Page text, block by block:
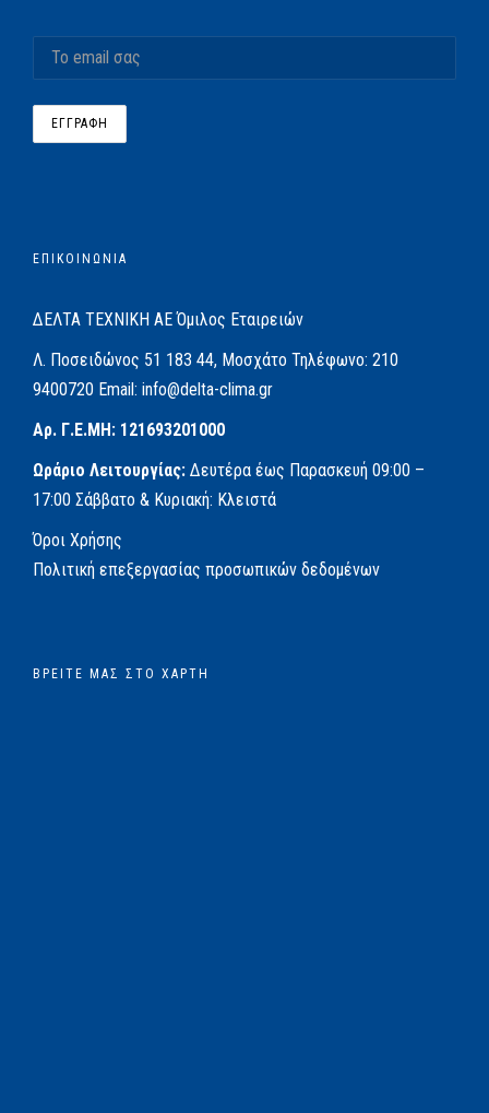
ΕΠΙΚΟΙΝΩΝΙΑ
ΔΕΛΤΑ ΤΕΧΝΙΚΗ ΑΕΌμιλος Εταιρειών
Λ. Ποσειδώνος 51 183 44, Μοσχάτο Τηλέφωνο: 210
9400720 Email: info@delta-clima.gr
Αρ. Γ.Ε.ΜΗ: 121693201000
Ωράριο Λειτουργίας: Δευτέρα έως Παρασκευή 09:00 –
17:00 Σάββατο & Κυριακή: Κλειστά
Όροι Χρήσης
Πολιτική επεξεργασίας προσωπικών δεδομένων
ΒΡΕΊΤΕ ΜΑΣ ΣΤΟ ΧΆΡΤΗ